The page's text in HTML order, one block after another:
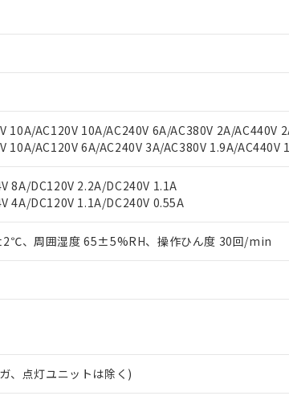
10A/AC120V 10A/AC240V 6A/AC380V 2A/AC440V
10A/AC120V 6A/AC240V 3A/AC380V 1.9A/AC440V
8A/DC120V 2.2A/DC240V 1.1A
4A/DC120V 1.1A/DC240V 0.55A
、周囲湿度 65±5%RH、操作ひん度 30回/min
、点灯ユニットは除く)
ただき、同意のうえご利用ください。
社制御機器事業取扱商品の当社在庫状況および標準
取扱商品の中には、本サービスの対象外となる商品
準価格照会結果は、記載している更新日時点での社
れた時点での実際の在庫および標準価格とは異なる
よび標準価格はお客様のお取引先、またはお客様担
談ください。
販売店や当社販売拠点は「販売ネットワーク
」を
準価格結果を当社の事前の承諾なく第三者に漏洩ま
ます。
サイト上で当社にご登録された部品リストについて
サービスに関するお客様との取引・商談に必要な範
者とは、"個人情報の共同利用に関して"
の「1.共
指令（10物質）の非含有に非対応の商品で、対応
指令（10物質）の非含有の対応状況を調査中また
料など無形物で、有害物質有無と関係のない商品です
、非含有部品としていたものが、含有品と判明した
(Hg) 1000ppm以下、 カドミウム(Cd) 100ppm以下、
以下、ポリ臭化ビフェニル類(PBB) 1000ppm以下、ポリ臭化ジフェ
シル) (DEHP)(別名：DOP) 1000ppm以下、フタル酸ブチルベンジル
フタル酸ジイソブチル (DIBP) 1000ppm以下
視および制御機器に対する適用除外項目は除く。
については閾値を超える意図的な使用がないことを確認しています。
況などにより、予定月が前後することがあります。
ンロード
ダウンロードすることができます。
有率が中国RoHSの基準値以下であることを示しま
含有率が中国RoHSの基準値を超えていることを示し
当社販売部門へお問い合わせください。
(GB/T26572)：
) : 1000ppm、 Cd(カドミウム) : 100ppm、
、 PBBs(ポリ臭化ビフェニル類) : 1000ppm、 PBDEs(ポリ臭化ジ
、 DIBP(フタル酸ジイソブチル) : 1000ppm、 BBP(フタル酸
限
物質）のすべてが基準値以下であることを示します
況下において有害物質が外部に漏えいし、環境に深
当社販売部門へお問い合わせください。
社製品のうち、外国為替および外国貿易法に定める
国外への提供する場合は、日本国政府の輸出許可(
きをとります。
、核兵器、ミサイル、化学兵器、生物兵器またはそ
たしません。
を第三者に販売する場合は、上記1、2および3の内
先および販売に係わる関係者が違法に輸出するおそ
在庫あり
たないが在庫あり
新の在庫状況については、お客様のお取引先、また
当社販売員にご確認ください)
、また在庫状況の情報を公開していない機種